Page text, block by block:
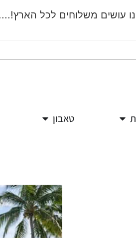
משלוחים לכל
טאבון